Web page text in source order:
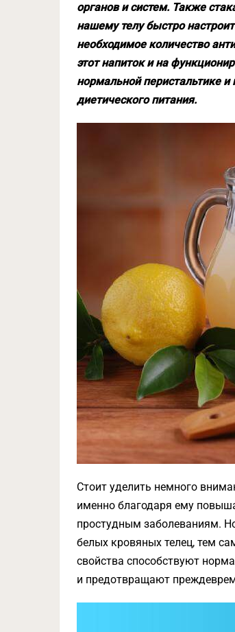
органов и систем. Также
нашему телу быстро
необходимое количество
этот напиток и на
нормальной перистальтике
диетического питания.
Стоит уделить немного
именно благодаря ему
простудным заболеваниям.
белых кровяных телец, тем
свойства способствуют
и предотвращают